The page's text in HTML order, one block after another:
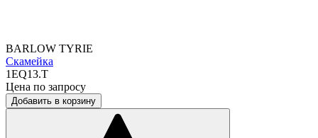
BARLOW TYRIE
Скамейка
1EQ13.T
Цена по запросу
Добавить в корзину